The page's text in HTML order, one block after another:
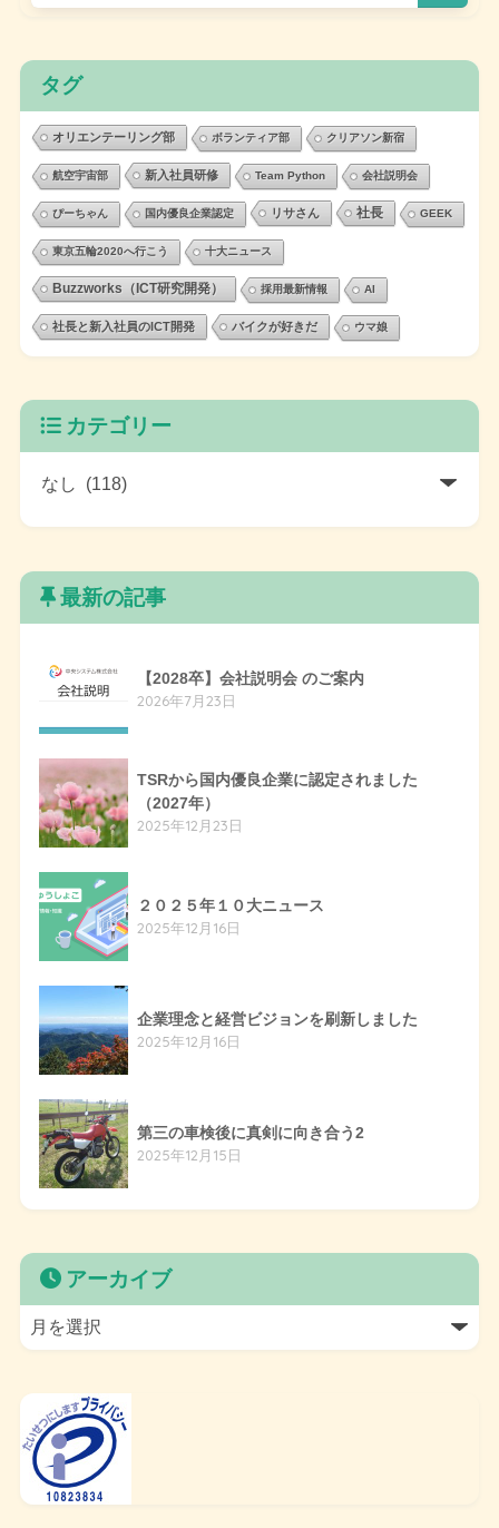
タグ
オリエンテーリング部 ボランティア部 クリアソン新宿
航空宇宙部 新入社員研修 Team Python 会社説明会
ぴーちゃん 国内優良企業認定 リサさん 社長 GEEK
東京五輪2020へ行こう 十大ニュース
Buzzworks（ICT研究開発） 採用最新情報 AI
社長と新入社員のICT開発 バイクが好きだ ウマ娘
カテゴリー
最新の記事
【2028卒】会社説明会 のご案内
2026年7月23日
TSRから国内優良企業に認定されました
（2027年）
2025年12月23日
２０２５年１０大ニュース
2025年12月16日
企業理念と経営ビジョンを刷新しました
2025年12月16日
第三の車検後に真剣に向き合う2
2025年12月15日
アーカイブ